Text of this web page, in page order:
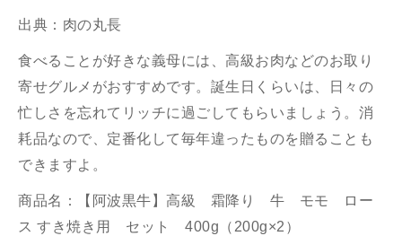
出典： 肉の丸長
食べることが好きな義母には、高級お肉などのお取り
寄せグルメがおすすめです。誕生日くらいは、日々の
忙しさを忘れてリッチに過ごしてもらいましょう。消
耗品なので、定番化して毎年違ったものを贈ることも
できますよ。
商品名：【阿波黒牛】高級 霜降り 牛 モモ ロー
ス すき焼き用 セット 400g（200g×2）